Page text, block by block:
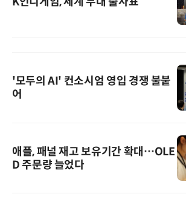
'모두의 AI' 컨소시엄 영입 경쟁 불붙
어
애플, 패널 재고 보유기간 확대…OLE
D 주문량 늘었다